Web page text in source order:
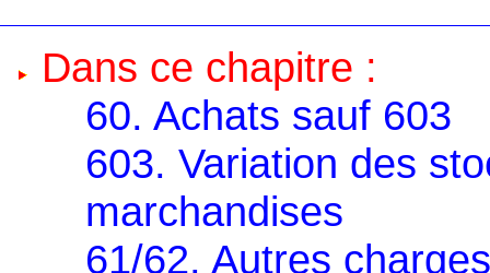
Dans ce chapitre :
60. Achats sauf 603
603. Variation des
marchandises
61/62. Autres